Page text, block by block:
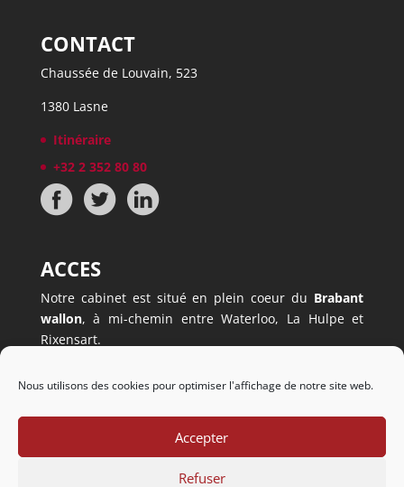
Nous utilisons des cookies pour optimiser l'affichage de notre site web.
Accepter
Refuser
CONTACT
Chaussée de Louvain, 523
1380 Lasne
Itinéraire
+32 2 352 80 80
ACCES
Notre cabinet est situé en plein coeur du Brabant
wallon, à mi-chemin entre Waterloo, La Hulpe et
Rixensart.
ring(sortie Mont-Saint-Jean).